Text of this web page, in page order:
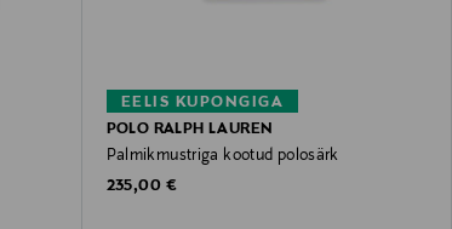
EELIS KUPONGIGA
POLO RALPH LAUREN
Palmikmustriga kootud polosärk
Original Price
235,00 €